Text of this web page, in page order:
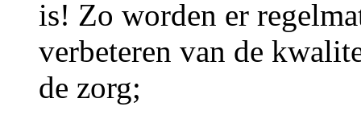
is! Zo worden er
verbeteren van de
de zorg;